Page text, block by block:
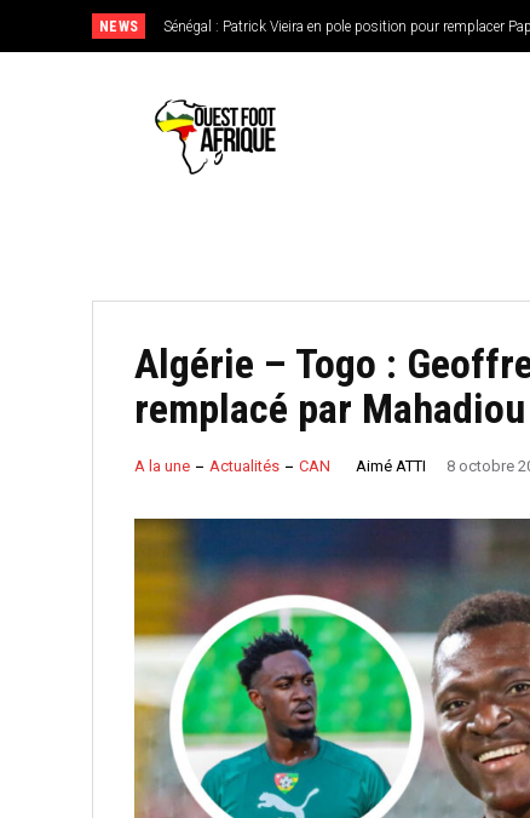
NEWS Sénégal : Patrick Vieira en pole position pour remplacer Pape
CAN féminine 2026 : le Nigeria en favori, le Burkina Faso
de l’Ouest
Algérie – Togo :
remplacé par
A la une Actualités CAN Aimé ATTI 8 octobre